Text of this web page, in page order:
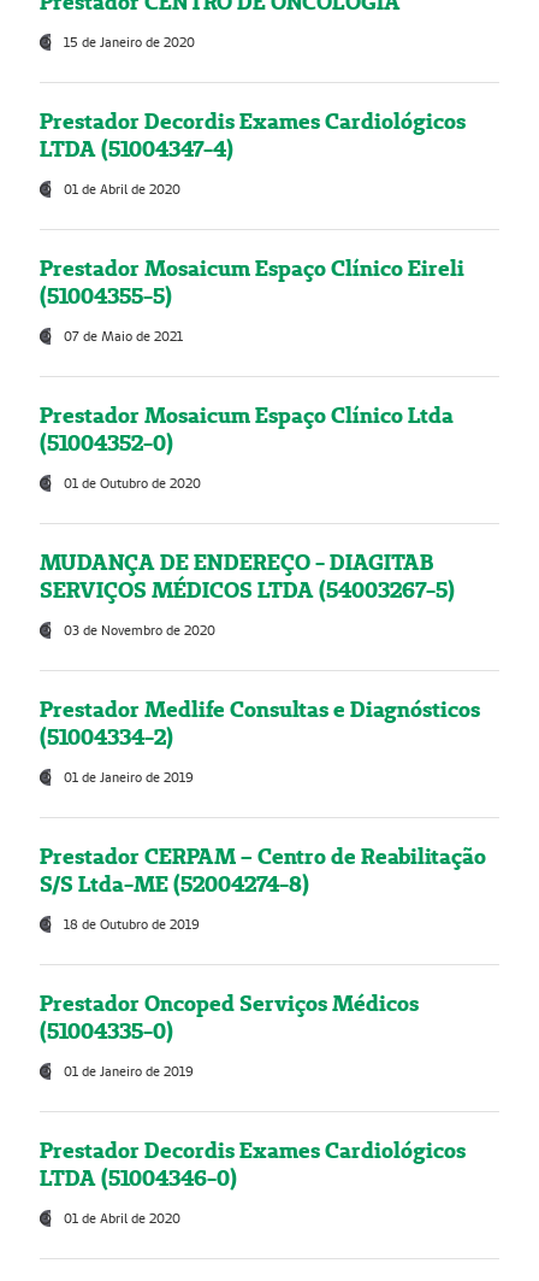
15 de Janeiro de 2020
Prestador Decordis Exames Cardiológicos
LTDA (51004347-4)
01 de Abril de 2020
Prestador Mosaicum Espaço Clínico Eireli
(51004355-5)
07 de Maio de 2021
Prestador Mosaicum Espaço Clínico Ltda
(51004352-0)
01 de Outubro de 2020
MUDANÇA DE ENDEREÇO - DIAGITAB
SERVIÇOS MÉDICOS LTDA (54003267-5)
03 de Novembro de 2020
Prestador Medlife Consultas e Diagnósticos
(51004334-2)
01 de Janeiro de 2019
Prestador CERPAM – Centro de Reabilitação
S/S Ltda-ME (52004274-8)
18 de Outubro de 2019
Prestador Oncoped Serviços Médicos
(51004335-0)
01 de Janeiro de 2019
Prestador Decordis Exames Cardiológicos
LTDA (51004346-0)
01 de Abril de 2020